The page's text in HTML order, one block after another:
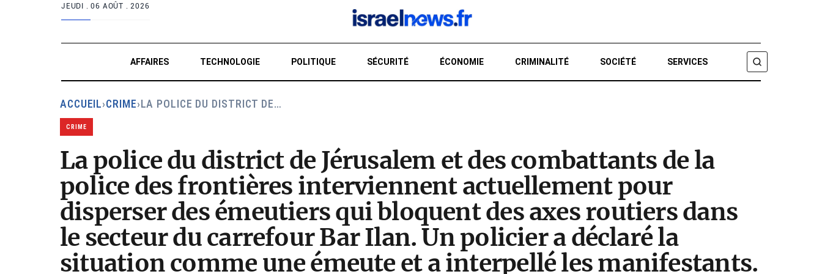
JEUDI .06 AOÛT . 2026
AFFAIRES TECHNOLOGIE POLITIQUE SÉCURITÉ ÉCONOMIE CRIMINALITÉ SOCIÉTÉ SERVICES
ACCUEIL›CRIME›LA POLICE DU DISTRICT DE…
CRIME
La police du district de Jérusalem et des combattants de la
police des frontières interviennent actuellement pour
disperser des émeutiers qui bloquent des axes routiers dans
le secteur du carrefour Bar Ilan. Un policier a déclaré la
situation comme une émeute et a interpellé les manifestants.